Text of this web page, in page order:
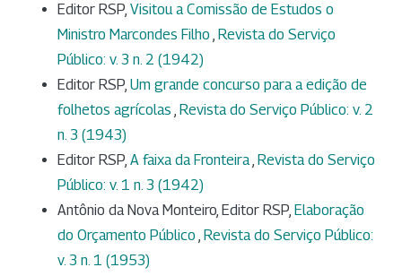
Editor RSP, Visitou a Comissão de Estudos o
Ministro Marcondes Filho , Revista do Serviço
Público: v. 3 n. 2 (1942)
Editor RSP, Um grande concurso para a edição de
folhetos agrícolas , Revista do Serviço Público: v. 2
n. 3 (1943)
Editor RSP, A faixa da Fronteira, Revista do Serviço
Público: v. 1 n. 3 (1942)
Antônio da Nova Monteiro, Editor RSP, Elaboração
do Orçamento Público , Revista do Serviço Público:
v. 3 n. 1 (1953)